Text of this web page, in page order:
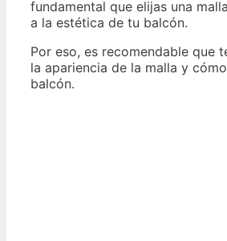
fundamental que elijas una
a la estética de tu balcón.
Por eso, es recomendable que
la apariencia de la malla y
balcón.